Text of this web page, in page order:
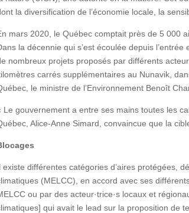
la diversification de l’économie locale, la
mars 2020, le Québec comptait près de 5 000
la décennie qui s’est écoulée depuis
nombreux projets proposés par différents
carrés supplémentaires au Nunavik,
le ministre de l’Environnement Benoît
Le gouvernement a entre ses mains toutes les
Alice-Anne Simard, convaincue que la
existe différentes catégories d’aires protégées,
(MELCC), en accord avec ses
ou par des acteur·trice·s locaux et
qui avait le lead sur la proposition de